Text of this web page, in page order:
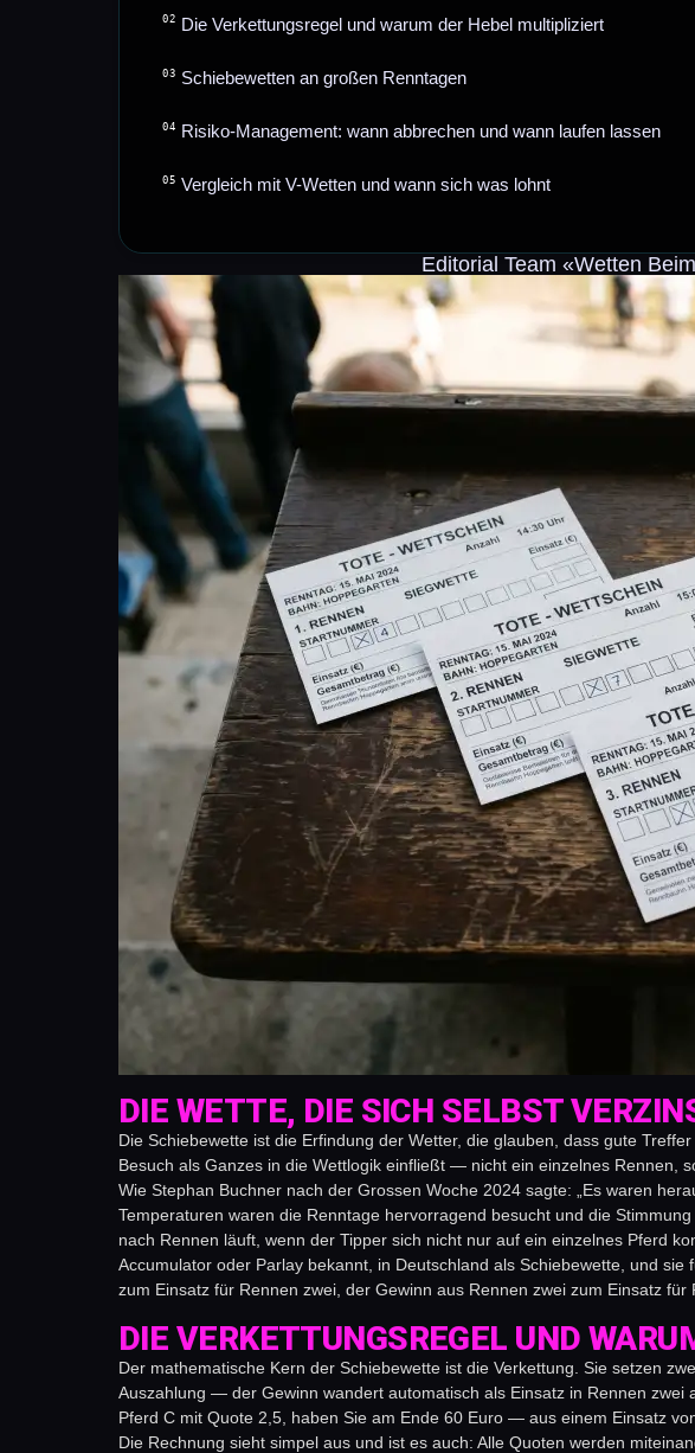
Die Verkettungsregel und warum der Hebel multipliziert
Schiebewetten an großen Renntagen
Risiko-Management: wann abbrechen und wann laufen lassen
Vergleich mit V-Wetten und wann sich was lohnt
Editorial Team «Wetten
DIE WETTE, DIE SICH SELBST
Die Schiebewette ist die Erfindung der Wetter, die glauben, dass gute
Besuch als Ganzes in die Wettlogik einfließt — nicht ein einzelnes Rennen,
Wie Stephan Buchner nach der Grossen Woche 2024 sagte: „Es waren
Temperaturen waren die Renntage hervorragend besucht und die
nach Rennen läuft, wenn der Tipper sich nicht nur auf ein einzelnes Pferd
Accumulator oder Parlay bekannt, in Deutschland als Schiebewette, und
zum Einsatz für Rennen zwei, der Gewinn aus Rennen zwei zum Einsatz für
DIE VERKETTUNGSREGEL UND
Der mathematische Kern der Schiebewette ist die Verkettung. Sie setzen
Auszahlung — der Gewinn wandert automatisch als Einsatz in Rennen
Pferd C mit Quote 2,5, haben Sie am Ende 60 Euro — aus einem Einsatz
Die Rechnung sieht simpel aus und ist es auch: Alle Quoten werden